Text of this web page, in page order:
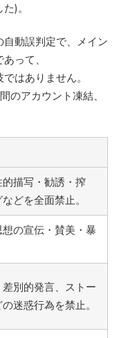
)。
動誤判定で、メイン
って、
はありません。
のアカウント凍結、
描写・勧誘・搾
どを全面禁止。
の宣伝・賛美・暴
別的発言、ストー
迷惑行為を禁止。